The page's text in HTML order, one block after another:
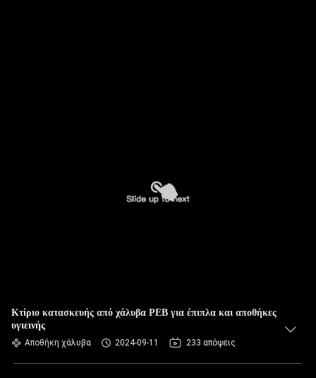
Κτίριο κατασκευής από χάλυβα PEB για έπιπλα και αποθήκες
υγιεινής
Αποθήκη χάλυβα 2024-09-11 233 απόψεις